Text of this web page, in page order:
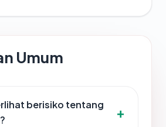
Umum
berisiko tentang